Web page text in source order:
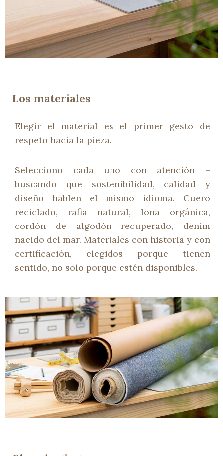
Los materiales
Elegir el material es el primer gesto de
respeto hacia la pieza.
Selecciono cada uno con atención –
buscando que sostenibilidad, calidad y
diseño hablen el mismo idioma. Cuero
reciclado, rafia natural, lona orgánica,
cordón de algodón recuperado, denim
nacido del mar. Materiales con historia y con
certificación, elegidos porque tienen
sentido, no solo porque estén disponibles.